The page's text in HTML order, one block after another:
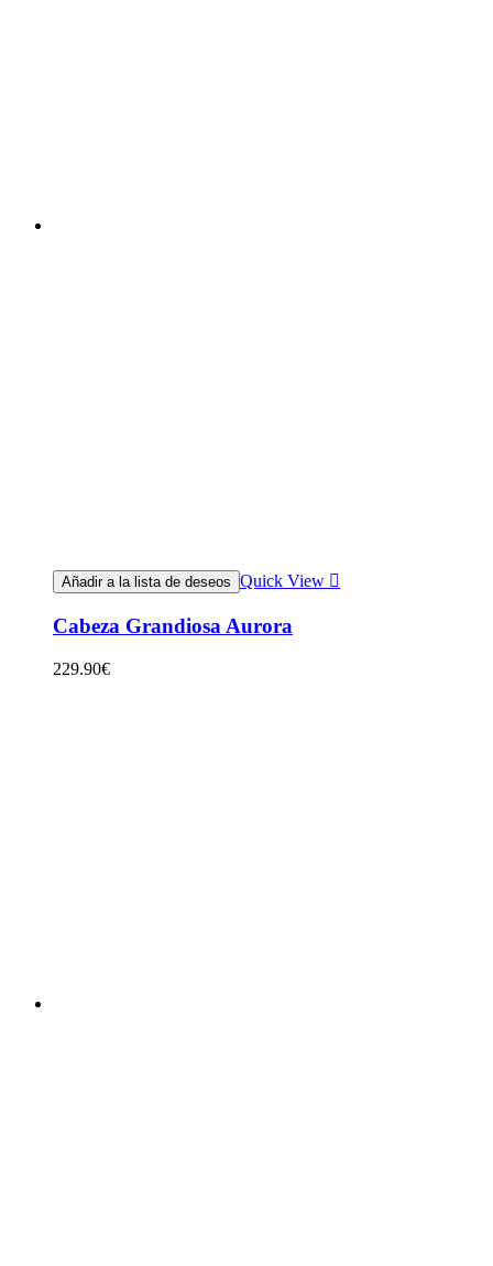
Añadir a la lista de deseos Quick View
Cabeza Grandiosa Aurora
229.90€